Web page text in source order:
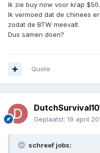
Ik zie buy now voor krap $50.
Ik vermoed dat de chinees
zodat de BTW meevalt.
Dus samen doen?
Quote
Geplaatst: 19 april
schreef jobs: